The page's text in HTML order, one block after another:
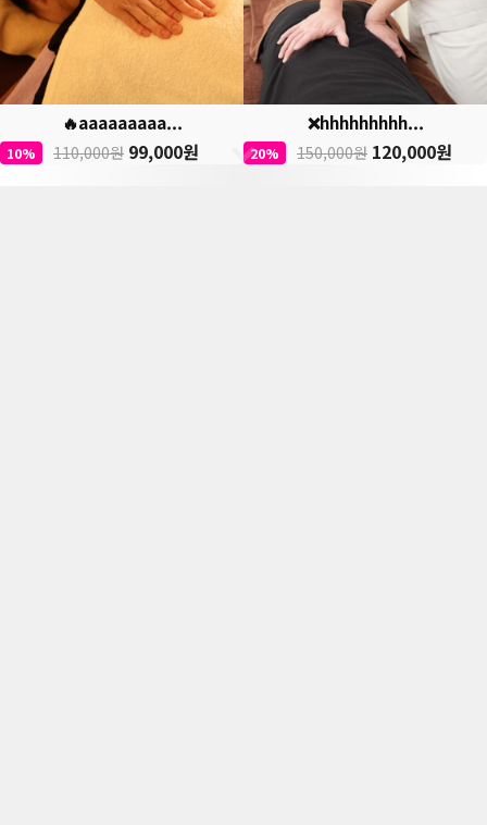
🔥aaaaaaaaa...
10% 110,000원 99,000원
❌hhhhhhhhh...
20% 150,000원 120,000원